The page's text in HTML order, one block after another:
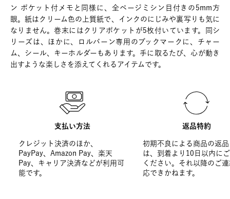
ン ポケット付メモと同様に、全ページミシン目付きの5mm方
眼。紙はクリーム色の上質紙で、インクのにじみや裏写りも気に
なりません。巻末にはクリアポケットが5枚付いています。同シ
リーズは、ほかに、ロルバーン専用のブックマークに、チャー
ム、シール、キーホルダーもあります。手に取るたび、心が動き
出すような楽しさを添えてくれるアイテムです。
支払い方法
クレジット決済のほか、
PayPay、Amazon Pay、楽天
Pay、キャリア決済などが利用可
能です。
返品特約
初期不良による商品の返
は、到着より10日以内に
ください。それ以降のご
応できかねます。